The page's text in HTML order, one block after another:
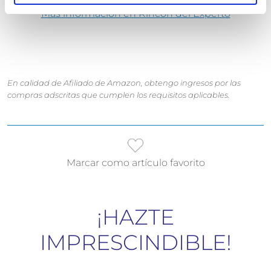
Más información en Rincón del Experto
En calidad de Afiliado de Amazon, obtengo ingresos por las
compras adscritas que cumplen los requisitos aplicables.
Marcar como artículo favorito
¡HAZTE
IMPRESCINDIBLE!